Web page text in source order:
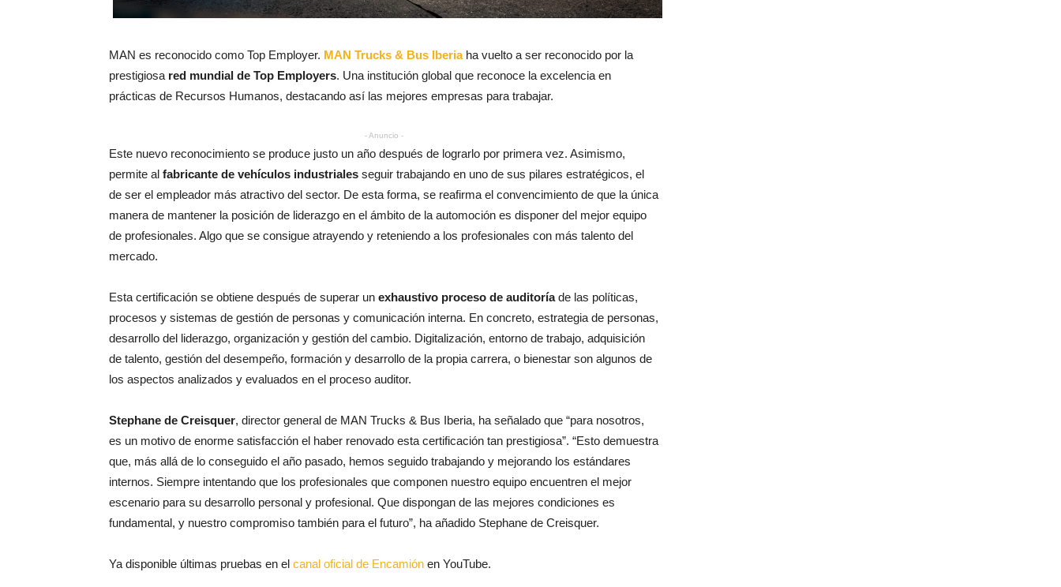
MAN es reconocido como Top Employer. MAN Trucks & Bus Iberiaha vuelto a ser reconocido por la
prestigiosa red mundial de Top Employers. Una institución global que reconoce la excelencia en
prácticas de Recursos Humanos, destacando así las mejores empresas para trabajar.
- Anuncio -
Este nuevo reconocimiento se produce justo un año después de lograrlo por primera vez. Asimismo,
permite al fabricante de vehículos industriales seguir trabajando en uno de sus pilares estratégicos, el
de ser el empleador más atractivo del sector. De esta forma, se reafirma el convencimiento de que la única
manera de mantener la posición de liderazgo en el ámbito de la automoción es disponer del mejor equipo
de profesionales. Algo que se consigue atrayendo y reteniendo a los profesionales con más talento del
mercado.
Esta certificación se obtiene después de superar un exhaustivo proceso de auditoríade las políticas,
procesos y sistemas de gestión de personas y comunicación interna. En concreto, estrategia de personas,
desarrollo del liderazgo, organización y gestión del cambio. Digitalización, entorno de trabajo, adquisición
de talento, gestión del desempeño, formación y desarrollo de la propia carrera, o bienestar son algunos de
los aspectos analizados y evaluados en el proceso auditor.
Stephane de Creisquer, director general de MAN Trucks & Bus Iberia, ha señalado que “para nosotros,
es un motivo de enorme satisfacción el haber renovado esta certificación tan prestigiosa”. “Esto demuestra
que, más allá de lo conseguido el año pasado, hemos seguido trabajando y mejorando los estándares
internos. Siempre intentando que los profesionales que componen nuestro equipo encuentren el mejor
escenario para su desarrollo personal y profesional. Que dispongan de las mejores condiciones es
fundamental, y nuestro compromiso también para el futuro”, ha añadido Stephane de Creisquer.
Ya disponible últimas pruebas en el canal oficial de Encamión en YouTube.